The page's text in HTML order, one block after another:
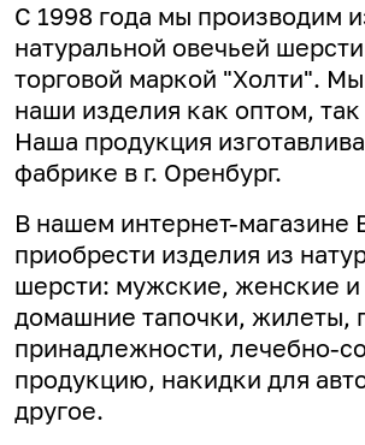
С 1998 года мы производим
натуральной овечьей
торговой маркой "Холти".
наши изделия как оптом, так
Наша продукция
фабрике в г. Оренбург.
В нашем интернет-магазине
приобрести изделия из
шерсти: мужские, женские и
домашние тапочки, жилеты,
принадлежности, лечебно-
продукцию, накидки для
другое.